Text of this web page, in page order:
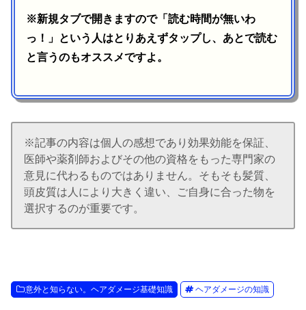
※新規タブで開きますので「読む時間が無いわ
っ！」という人はとりあえずタップし、あとで読む
と言うのもオススメですよ。
※記事の内容は個人の感想であり効果効能を保証、
医師や薬剤師およびその他の資格をもった専門家の
意見に代わるものではありません。そもそも髪質、
頭皮質は人により大きく違い、ご自身に合った物を
選択するのが重要です。
意外と知らない。ヘアダメージ基礎知識 ヘアダメージの知識